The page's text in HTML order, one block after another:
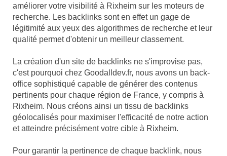
améliorer votre visibilité à Rixheim sur les moteurs de
recherche. Les backlinks sont en effet un gage de
légitimité aux yeux des algorithmes de recherche et leur
qualité permet d'obtenir un meilleur classement.
La création d'un site de backlinks ne s'improvise pas,
c'est pourquoi chez Goodalldev.fr, nous avons un back-
office sophistiqué capable de générer des contenus
pertinents pour chaque région de France, y compris à
Rixheim. Nous créons ainsi un tissu de backlinks
géolocalisés pour maximiser l'efficacité de notre action
et atteindre précisément votre cible à Rixheim.
Pour garantir la pertinence de chaque backlink, nous